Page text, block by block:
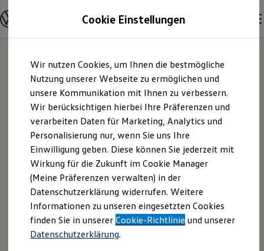
Hauptinhalt
springen
Footer
springen
Modelle und Konfigurator
Konfigurator
Modelle vergleichen
Elektroautos
ENERGY Sondermodelle
Nutzfahrzeuge
SUV und CUV
Familienautos
Kombis
Kompaktwagen
Sportwagen
Schnell verfügbare Fahrzeuge
Angebote und Produkte
Aktuelle Angebote
E-Auto-Förderung
Volkswagen Marktplatz
Die ENERGY Sondermodelle
Junge Gebrauchtwagen und Gebrauchtwagen
Volkswagen Zertifizierte Gebrauchtwagen
Elektromobilität bei Gebrauchtwagen
Volkswagen
Automobile
Hamburg GmbH |
Impressum &
Rechtliches
Cookie Einstellungen
Wir nutzen Cookies, um Ihnen die bestmögliche
Nutzung unserer Webseite zu ermöglichen und
unsere Kommunikation mit Ihnen zu verbessern.
Wir berücksichtigen hierbei Ihre Präferenzen und
verarbeiten Daten für Marketing, Analytics und
Personalisierung nur, wenn Sie uns Ihre
Einwilligung geben. Diese können Sie jederzeit mit
Wirkung für die Zukunft im Cookie Manager
(Meine Präferenzen verwalten) in der
Datenschutzerklärung widerrufen. Weitere
Informationen zu unseren eingesetzten Cookies
finden Sie in unsererCookie-Richtlinie und unserer
Datenschutzerklärung.